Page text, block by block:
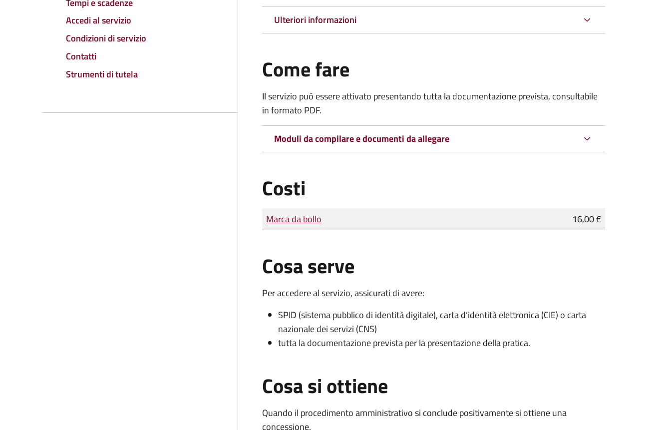
Accedi al servizio
Condizioni di servizio
Contatti
Strumenti di tutela
Ulteriori informazioni
Come fare
Il servizio può essere attivato presentando tutta la documentazione prevista, consultabile
in formato PDF.
Moduli da compilare e documenti da allegare
Costi
Tipo di pagamento
Importo
Marca da bollo 16,00 €
Cosa serve
Per accedere al servizio, assicurati di avere:
SPID (sistema pubblico di identità digitale), carta d’identità elettronica (CIE) o carta
nazionale dei servizi (CNS)
tutta la documentazione prevista per la presentazione della pratica.
Cosa si ottiene
Quando il procedimento amministrativo si conclude positivamente si ottiene una
concessione.